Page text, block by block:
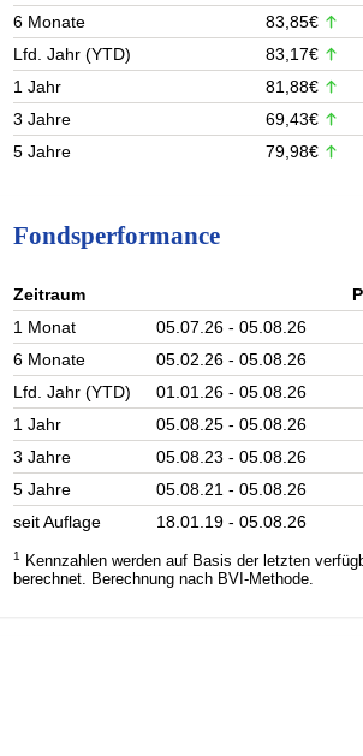
6 Monate
83,85€
Lfd. Jahr (YTD)
83,17€
1 Jahr
81,88€
3 Jahre
69,43€
5 Jahre
79,98€
Fondsperformance
Zeitraum
1 Monat 05.07.26 - 05.08.26
6 Monate
05.02.26 - 05.08.26
Lfd. Jahr (YTD)
01.01.26 - 05.08.26
1 Jahr
05.08.25 - 05.08.26
3 Jahre
05.08.23 - 05.08.26
5 Jahre
05.08.21 - 05.08.26
seit Auflage
18.01.19 - 05.08.26
1
Kennzahlen werden auf Basis der letzten
berechnet. Berechnung nach BVI-Methode.